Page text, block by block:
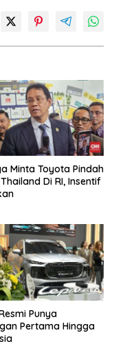
Minta Toyota Pindah
Di RI, Insentif
Punya
Pertama Hingga